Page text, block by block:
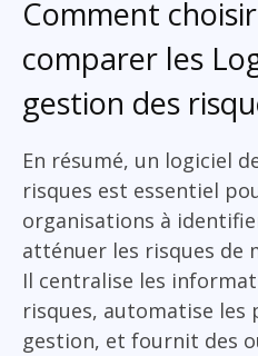
Comment
comparer les
gestion des
En résumé, un logiciel
risques est essentiel
organisations à
atténuer les risques de
Il centralise les
risques, automatise les
gestion, et fournit des